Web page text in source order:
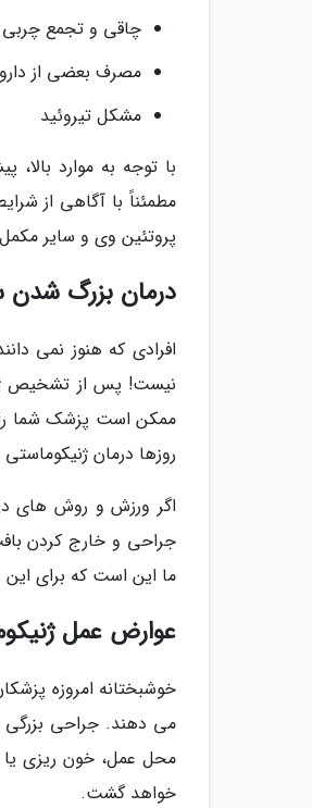
چاقی و تجمع چربی
مصرف بعضی از
مشکل تیروئید
مطمئناً با آگاهی از
پروتئین وی و سایر مکمل
درمان بزرگ شدن
افرادی که هنوز نمی
نیست! پس از تشخیص
ممکن است پزشک شما را
روزها درمان
اگر ورزش و روش های
جراحی و خارج کردن
ما این است که برای
عوارض عمل
خوشبختانه امروزه
می دهند. جراحی بزرگی
محل عمل، خون ریزی یا
خواهد گشت.